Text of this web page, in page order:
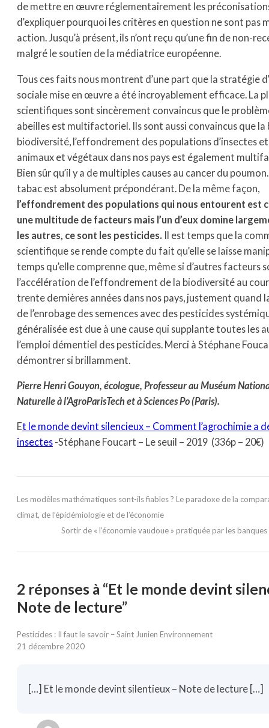
de mettre en œuvre réglementairement les préconisations
d’expliquer pourquoi les critères en question ne sont pas
action. Jusqu’à présent, ils n’ont reçu qu’une fin de non-
malgré le soutien de la médiatrice européenne.
Tous ces faits nous montrent d’une part que la stratégie
sociale mise en œuvre a été incroyablement efficace. La
scientifiques sont sincèrement convaincus que le
abeilles est multifactoriel. Ils sont aussi convaincus que la
biodiversité, l’effondrement des populations d’insectes et
animaux et végétaux dans nos pays est également
Bien sûr qu’il y a de multiples causes au cancer du
tabac est absolument prépondérant. De la même façon,
l’effondrement des populations qui nous entourent est
une multitude de facteurs mais l’un d’eux domine
les autres, ce sont les pesticides. Il est temps que la
scientifique se rende compte du fait qu’elle se laisse
temps qu’elle comprenne que, même si d’autres facteurs
l’accélération de l’effondrement de la biodiversité au
trente dernières années dans nos pays, justement quand
de l’enrobage des semences avec des pesticides
généralisée est due à une cause qui supplante toutes les
l’emploi démentiel des pesticides. Merci à Stéphane
démontrer si brillamment.
Pierre Henri Gouyon, écologue, Professeur au Muséum
Naturelle à l’AgroParisTech et à Sciences Po (Paris).
Et le monde devint silencieux – Comment l’agrochimie a
insectes -Stéphane Foucart – Le seuil – 2019 (336p – 20€)
Les modèles mathématiques sont-ils fiables ? Le paradoxe de la
climat, de l’épidémiologie et de l’économie
Sortir de « l’économie vaudoue » pratiquée par les
2 réponses à “Et le monde devint
Note de lecture”
Pesticides : Il faut le savoir – Saint Junien Environnement
21 décembre 2020
[…] Et le monde devint silentieux – Note de lecture […]